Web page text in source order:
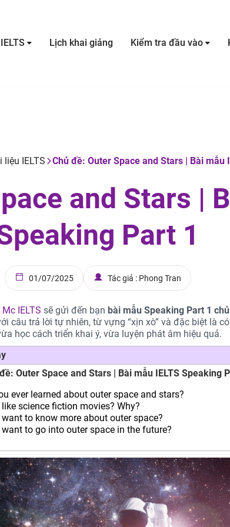
Lịch khai giảng Kiểm tra đầu vào
liệu IELTS Chủ đề: Outer Space and Stars | Bài mẫu
and Stars |
Part 1
01/07/2025 Tác giả : Phong Tran
Mc IELTS sẽ gửi đến bạn bài mẫu Speaking Part 1
câu trả lời tự nhiên, từ vựng “xịn xò” và đặc biệt là
học cách triển khai ý, vừa luyện phát âm hiệu quả.
Outer Space and Stars | Bài mẫu IELTS Speaking
ever learned about outer space and stars?
science fiction movies? Why?
want to know more about outer space?
want to go into outer space in the future?